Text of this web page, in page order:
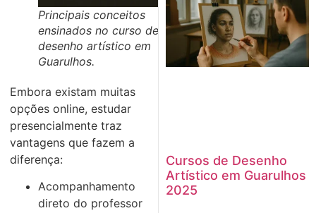
Principais conceitos
ensinados no curso de
desenho artístico em
Guarulhos.
Embora existam muitas
opções online, estudar
presencialmente traz
vantagens que fazem a
diferença:
Acompanhamento
direto do professor
Cursos de Desenho
Artístico em Guarulhos
2025